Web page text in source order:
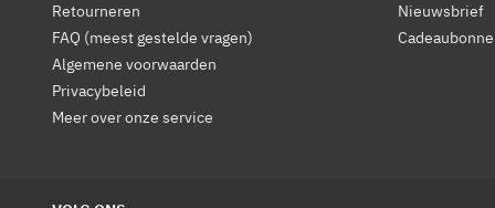
Retourneren
FAQ (meest gestelde vragen)
Algemene voorwaarden
Privacybeleid
Meer over onze service
Nieuwsbrief